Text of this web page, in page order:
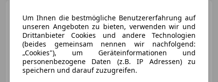
€ 36 996
Um Ihnen die bestmögliche Benutzererfahrung auf
unseren Angeboten zu bieten, verwenden wir und
Drittanbieter Cookies und andere Technologien
(beides gemeinsam nennen wir nachfolgend:
„Cookies"), um Geräteinformationen und
personenbezogene Daten (z.B. IP Adressen) zu
speichern und darauf zuzugreifen.